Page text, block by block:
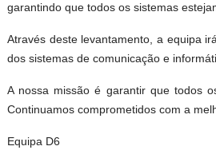
Previous